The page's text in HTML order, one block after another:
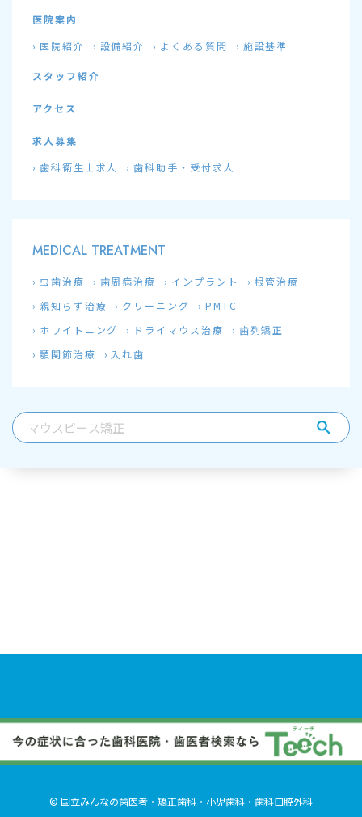
医院案内
医院紹介
設備紹介 よくある質問 施設基準
スタッフ紹介
アクセス
求人募集
歯科衛生士求人
歯科助手・受付求人
MEDICAL TREATMENT
虫歯治療 歯周病治療 インプラント
根管治療
親知らず治療
クリーニング
PMTC
ホワイトニング
ドライマウス治療
歯列矯正
顎関節治療
入れ歯
© 国立みんなの歯医者・矯正歯科・小児歯科・歯科口腔外科